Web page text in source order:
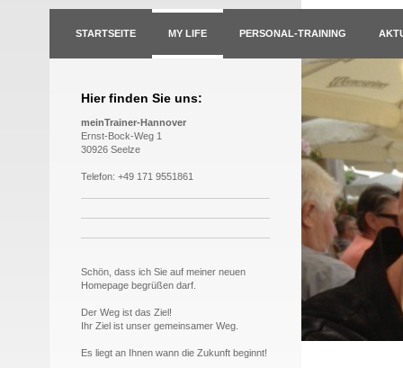
STARTSEITE MY LIFE PERSONAL-TRAINING
Hier finden Sie uns:
meinTrainer-Hannover
Ernst-Bock-Weg 1
30926 Seelze
Telefon: +49 171 9551861
Schön, dass ich Sie auf meiner neuen
Homepage begrüßen darf.
Der Weg ist das Ziel!
Ihr Ziel ist unser gemeinsamer Weg.
Es liegt an Ihnen wann die Zukunft beginnt!